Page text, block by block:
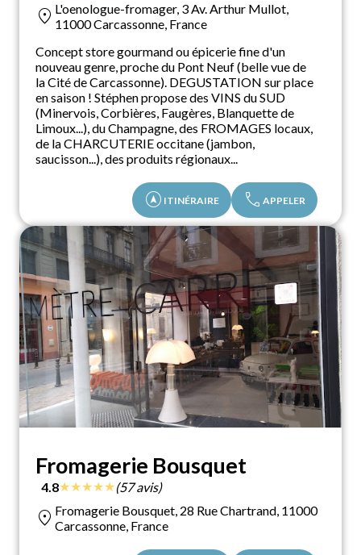
location_on L'oenologue-fromager, 3 Av. Arthur Mullot,
11000 Carcassonne, France
Concept store gourmand ou épicerie fine d'un
nouveau genre, proche du Pont Neuf (belle vue de
la Cité de Carcassonne). DEGUSTATION sur place
en saison ! Stéphen propose des VINS du SUD
(Minervois, Corbières, Faugères, Blanquette de
Limoux...), du Champagne, des FROMAGES locaux,
de la CHARCUTERIE occitane (jambon,
saucisson...), des produits régionaux...
assistant_navigation ITINÉRAIRE call APPELER
Fromagerie Bousquet
4.8★★★★★(57 avis)
location_on Fromagerie Bousquet, 28 Rue Chartrand, 11000
Carcassonne, France